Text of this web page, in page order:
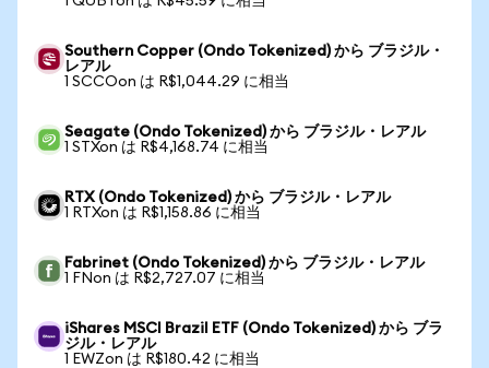
Southern Copper (Ondo Tokenized) から ブラジル・
レアル
1 SCCOon は R$1,044.29 に相当
Seagate (Ondo Tokenized) から ブラジル・レアル
1 STXon は R$4,168.74 に相当
RTX (Ondo Tokenized) から ブラジル・レアル
1 RTXon は R$1,158.86 に相当
Fabrinet (Ondo Tokenized) から ブラジル・レアル
1 FNon は R$2,727.07 に相当
iShares MSCI Brazil ETF (Ondo Tokenized) から ブラ
ジル・レアル
1 EWZon は R$180.42 に相当